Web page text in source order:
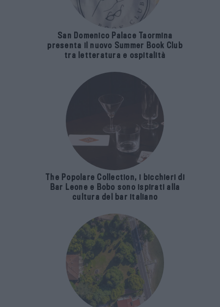
San Domenico Palace Taormina
presenta il nuovo Summer Book Club
tra letteratura e ospitalità
The Popolare Collection, i bicchieri di
Bar Leone e Bobo sono ispirati alla
cultura del bar italiano